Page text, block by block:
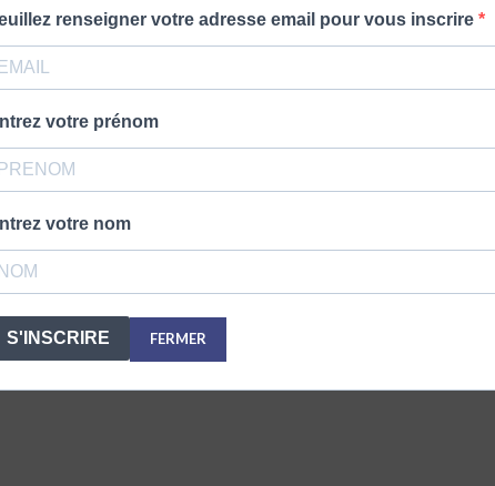
renseigner votre adresse email pour vous inscrire
votre prénom
votre nom
S'INSCRIRE FERMER